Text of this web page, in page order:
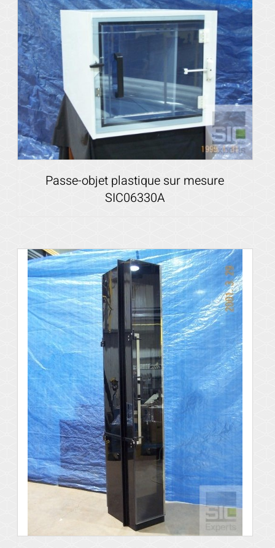
Voir les détails
Voir les détails
Passe-objet plastique sur mesure
SIC06330A